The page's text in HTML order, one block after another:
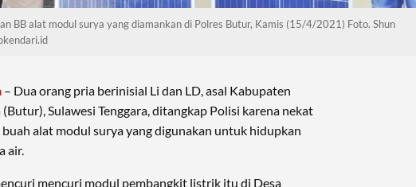
BB alat modul surya yang diamankan di Polres Butur, Kamis (15/4/2021) Foto. Shun
– Dua orang pria berinisial Li dan LD, asal Kabupaten
Sulawesi Tenggara, ditangkap Polisi karena nekat
alat modul surya yang digunakan untuk hidupkan
air.
mencuri modul pembangkit listrik itu di Desa